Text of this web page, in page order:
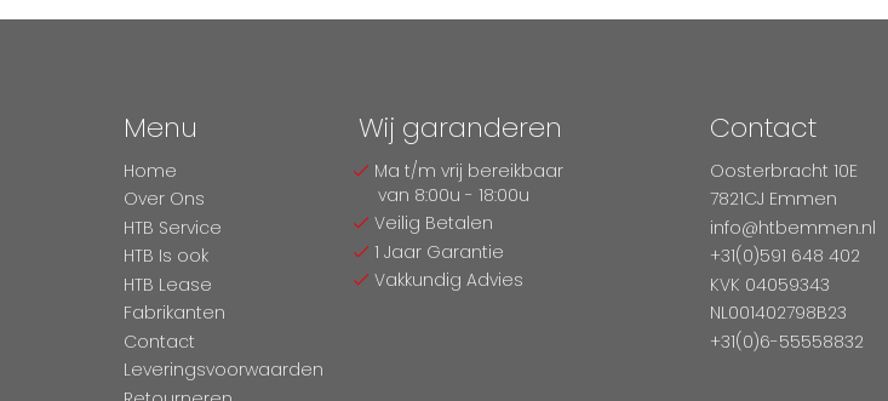
Menu
Home
Over Ons
HTB Service
HTB Is ook
HTB Lease
Fabrikanten
Contact
Leveringsvoorwaarden
Wij garanderen
Ma t/m vrij bereikbaar
van 8:00u - 18:00u
Veilig Betalen
1 Jaar Garantie
Vakkundig Advies
Contact
Oosterbracht 10E
7821CJ Emmen
info@htbemmen.nl
+31(0)591 648 402
KVK 04059343
NL001402798B23
+31(0)6-55558832